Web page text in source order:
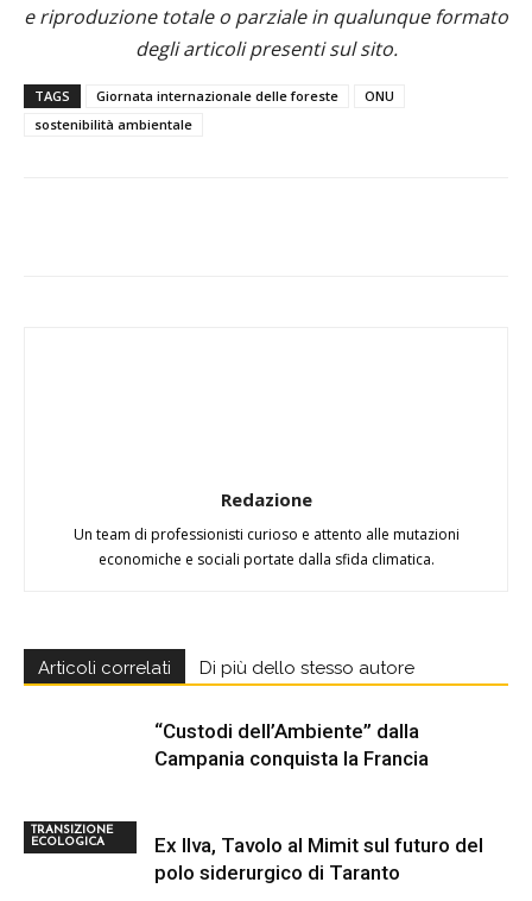
e riproduzione totale o parziale in qualunque formato
degli articoli presenti sul sito.
TAGS Giornata internazionale delle foreste
ONU
sostenibilità ambientale
Redazione
Un team di professionisti curioso e attento alle mutazioni
economiche e sociali portate dalla sfida climatica.
Articoli correlati Di più dello stesso autore
TRANSIZIONE
ECOLOGICA
“Custodi dell’Ambiente” dalla
Campania conquista la Francia
Ex Ilva, Tavolo al Mimit sul futuro del
polo siderurgico di Taranto